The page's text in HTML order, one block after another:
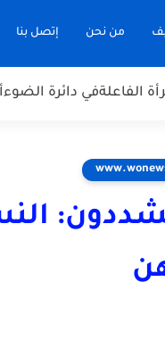
من نحن إتصل بنا
الفاعلةفي دائرة الضوء